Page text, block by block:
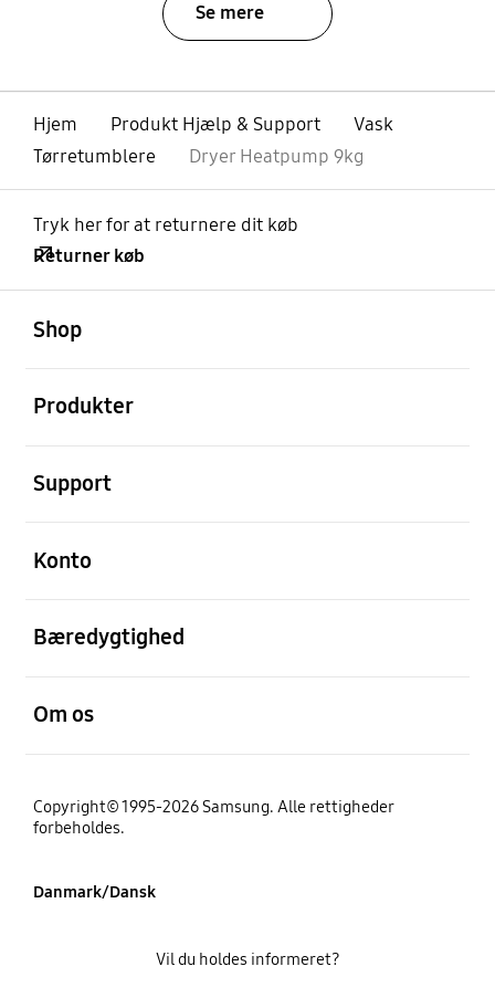
Se mere
Hjem Produkt Hjælp & Support
Vask
Tørretumblere
Dryer Heatpump 9kg
Tryk her for at returnere dit køb
Returner køb
Shop
Produkter
Support
Konto
Bæredygtighed
Om os
Copyright© 1995-2026 Samsung. Alle rettigheder
forbeholdes.
Danmark/Dansk
Vil du holdes informeret?